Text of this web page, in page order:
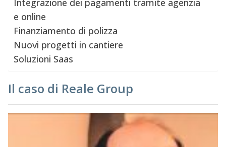
Integrazione dei pagamenti tramite agenzia
e online
Finanziamento di polizza
Nuovi progetti in cantiere
Soluzioni Saas
Il caso di Reale Group